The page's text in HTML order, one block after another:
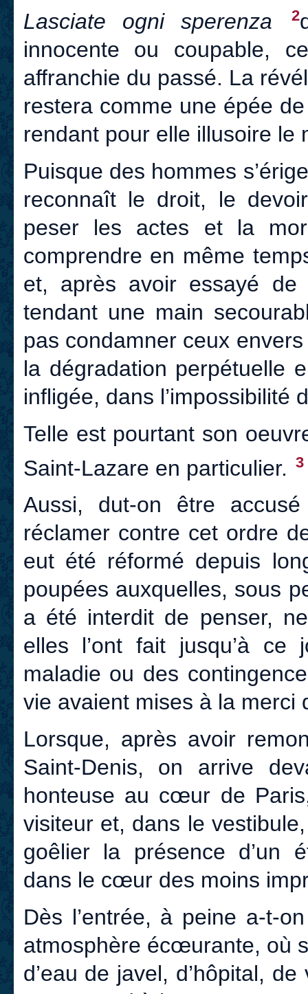
Lasciate ogni sperenza
2
innocente ou coupable,
affranchie du passé. La
restera comme une épée
rendant pour elle illusoire le
Puisque des hommes
reconnaît le droit, le
peser les actes et la
comprendre en même
et, après avoir essayé
tendant une main
pas condamner ceux
la dégradation perpétuelle
infligée, dans l’impossibilité
Telle est pourtant son
Saint-Lazare en particulier. 3
Aussi, dut-on être
réclamer contre cet ordre
eut été réformé depuis
poupées auxquelles, sous
a été interdit de penser,
elles l’ont fait jusqu’à
maladie ou des
vie avaient mises à la
Lorsque, après avoir
Saint-Denis, on arrive
honteuse au cœur de
visiteur et, dans le
goêlier la présence d’un
dans le cœur des moins
Dès l’entrée, à peine a-t-
atmosphère écœurante, où
d’eau de javel, d’hôpital,